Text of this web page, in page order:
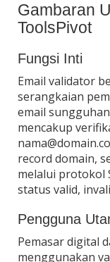
Gambaran
ToolsPivot
Fungsi Inti
Email validator
serangkaian
email
mencakup
record domain,
melalui protokol
status valid,
Pengguna
Pemasar digital
menggunakan